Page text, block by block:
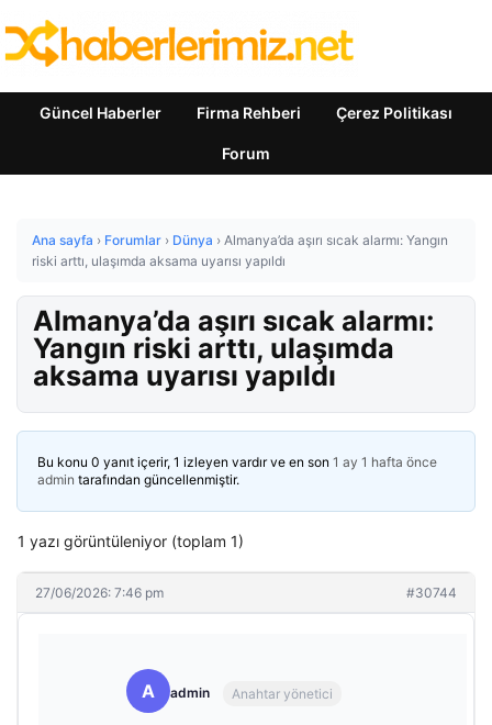
Güncel Haberler Firma Rehberi Çerez Politikası
Forum
Ana sayfa › Forumlar › Dünya › Almanya’da aşırı sıcak alarmı: Yangın
riski arttı, ulaşımda aksama uyarısı yapıldı
Almanya’da aşırı sıcak alarmı:
Yangın riski arttı, ulaşımda
aksama uyarısı yapıldı
Bu konu 0 yanıt içerir, 1 izleyen vardır ve en son 1 ay 1 hafta önce
admin tarafından güncellenmiştir.
1 yazı görüntüleniyor (toplam 1)
27/06/2026: 7:46 pm #30744
A admin Anahtar yönetici